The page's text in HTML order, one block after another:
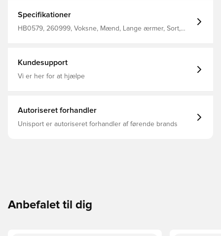
varm, når du står på sidelinjen - Hætten og stormflappen
beskytter dig mod vejret - Almindelig pasform -
Forlommer med lynlås - Stormflap med trykknapper
Specifikationer
HB0579, 260999, Voksne, Mænd, Lange ærmer, Sort,
Kundesupport
Vi er her for at hjælpe
Autoriseret forhandler
Unisport er autoriseret forhandler af førende brands
Anbefalet til dig